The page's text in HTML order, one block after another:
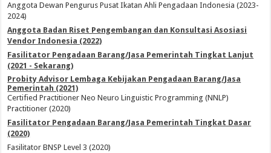
Anggota Dewan Pengurus Pusat Ikatan Ahli Pengadaan Indonesia (2023-
2024)
Anggota Badan Riset Pengembangan dan Konsultasi Asosiasi
Vendor Indonesia (2022)
Fasilitator Pengadaan Barang/Jasa Pemerintah Tingkat Lanjut
(2021 - Sekarang)
Probity Advisor Lembaga Kebijakan Pengadaan Barang/Jasa
Pemerintah (2021)
Certified Practitioner Neo Neuro Linguistic Programming (NNLP)
Practitioner (2020)
Fasilitator Pengadaan Barang/Jasa Pemerintah Tingkat Dasar
(2020)
Fasilitator BNSP Level 3 (2020)